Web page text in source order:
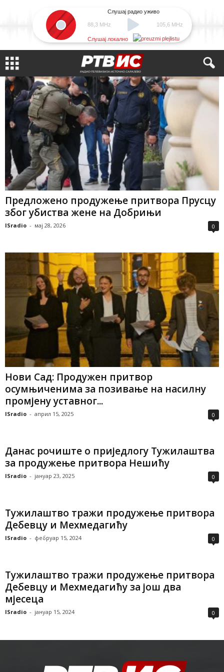
88,3 MHz
Слушај радио уживо
105,6 MHz
Слушај локално
Предложено продужење притвора Прусцу
због убиства жене на Добрињи
ISradio - мај 28, 2026 0
Нови Сад: Продужен притвор
осумњиченима за позивање на насилну
промјену уставног...
ISradio - април 15, 2025 0
Данас рочиште о приједлогу Тужилаштва
за продужење притвора Нешићу
ISradio - јануар 23, 2025 0
Тужилаштво тражи продужење притвора
Дебевцу и Мехмедагићу
ISradio - фебруар 15, 2024 0
Тужилаштво тражи продужење притвора
Дебевцу и Мехмедагићу за још два
мјесеца
ISradio - јануар 15, 2024 0